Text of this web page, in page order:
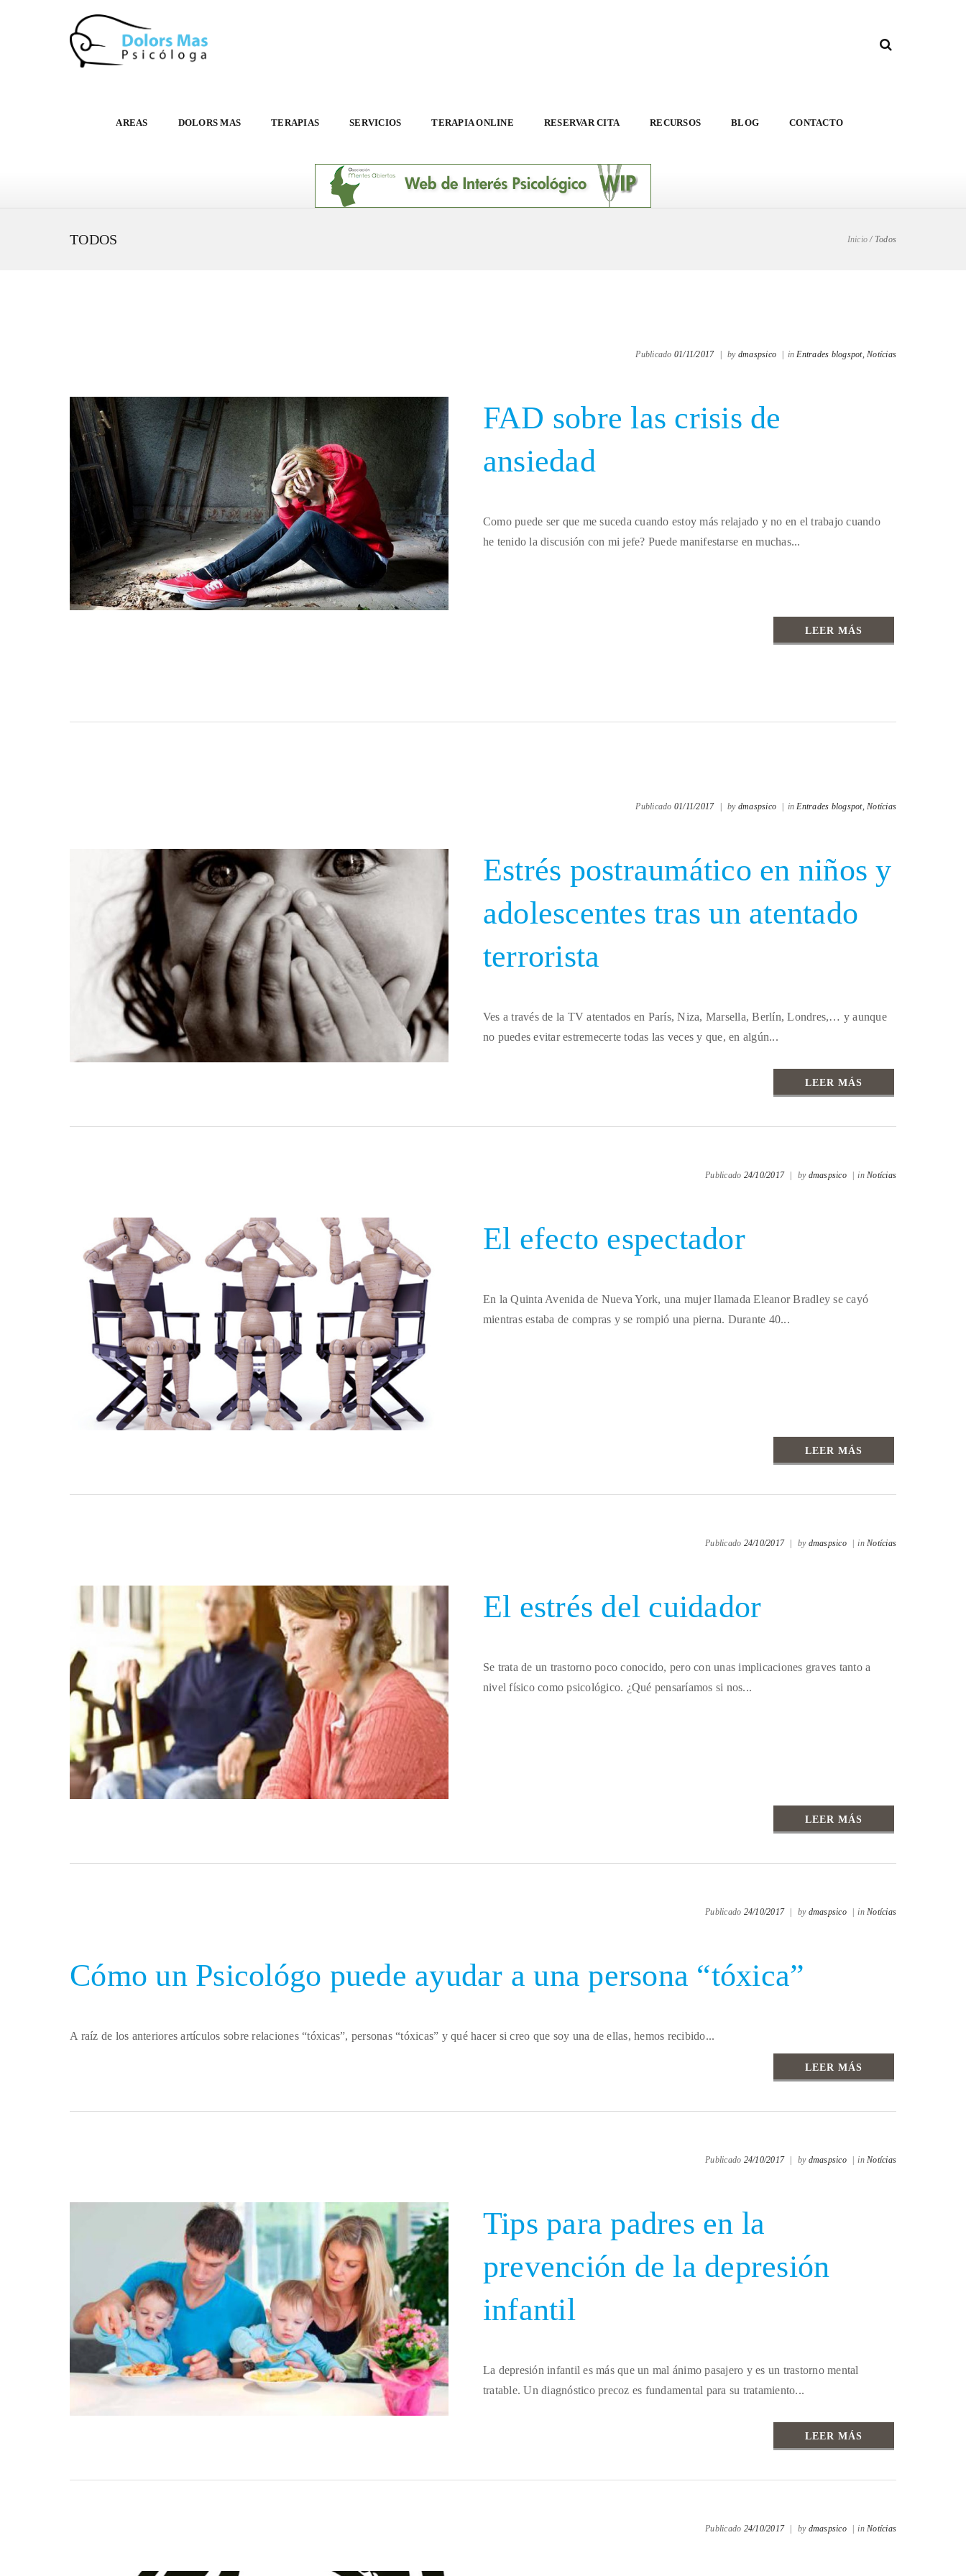
AREAS DOLORS MAS TERAPIAS SERVICIOS TERAPIA ONLINE RESERVAR CITA RECURSOS BLOG CONTACTO
Inicio/ Todos
TODOS
Publicado 01/11/2017 by dmaspsico inEntrades blogspot, Notícias
FAD sobre las crisis de
ansiedad
Como puede ser que me suceda cuando estoy más relajado y no en el trabajo cuando
he tenido la discusión con mi jefe? Puede manifestarse en muchas...
LEER MÁS
Publicado 01/11/2017 | by dmaspsico | in Entrades blogspot, Notícias
Estrés postraumático en niños y
adolescentes tras un atentado
terrorista
Ves a través de la TV atentados en París, Niza, Marsella, Berlín, Londres,… y aunque
no puedes evitar estremecerte todas las veces y que, en algún...
LEER MÁS
Publicado 24/10/2017 | by dmaspsico | in Notícias
El efecto espectador
En la Quinta Avenida de Nueva York, una mujer llamada Eleanor Bradley se cayó
mientras estaba de compras y se rompió una pierna. Durante 40...
LEER MÁS
Publicado 24/10/2017 by dmaspsico in Notícias
El estrés del cuidador
Se trata de un trastorno poco conocido, pero con unas implicaciones graves tanto a
nivel físico como psicológico. ¿Qué pensaríamos si nos...
LEER MÁS
Publicado 24/10/2017 by dmaspsico in Notícias
Cómo un Psicológo puede ayudar a una persona “tóxica”
A raíz de los anteriores artículos sobre relaciones “tóxicas”, personas “tóxicas” y qué hacer si creo que soy una de ellas, hemos recibido...
LEER MÁS
Publicado 24/10/2017 by dmaspsico in Notícias
Tips para padres en la
prevención de la depresión
infantil
La depresión infantil es más que un mal ánimo pasajero y es un trastorno mental
tratable. Un diagnóstico precoz es fundamental para su tratamiento...
LEER MÁS
Publicado 24/10/2017 | by dmaspsico | in Notícias